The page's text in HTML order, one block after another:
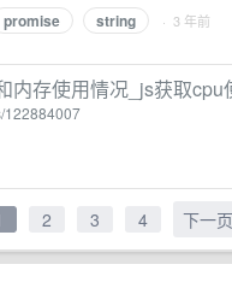
promise string · 3 年前
内存使用情况_js获取
122884007
2 3 4 下一页